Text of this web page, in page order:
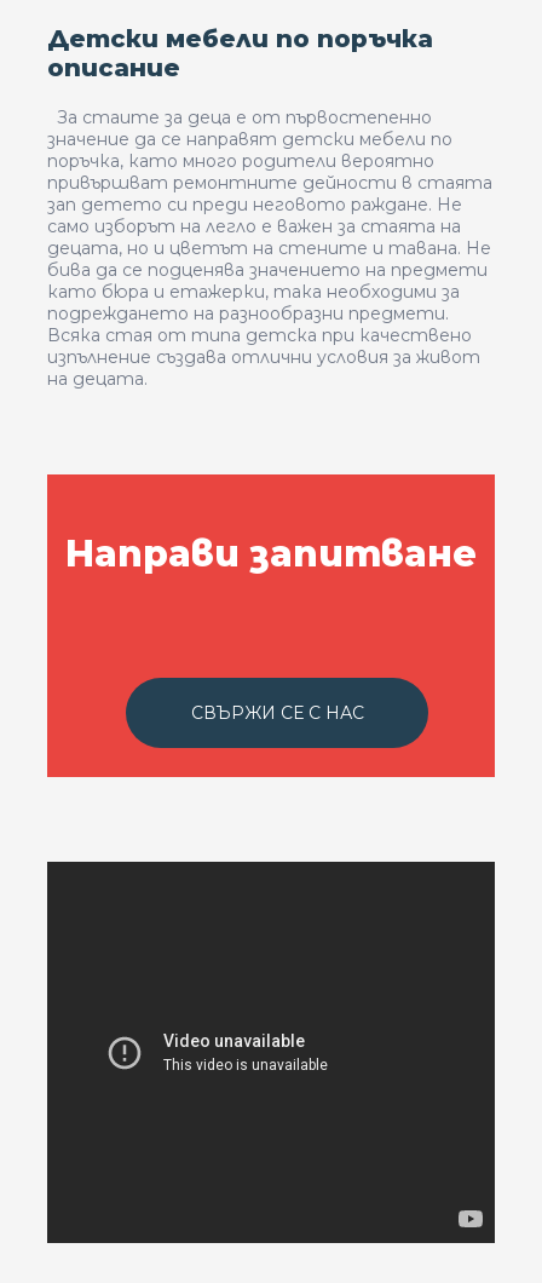
Детски мебели по поръчка
описание
За стаите за деца е от първостепенно
значение да се направят детски мебели по
поръчка, като много родители вероятно
привършват ремонтните дейности в стаята
зап детето си преди неговото раждане. Не
само изборът на легло е важен за стаята на
децата, но и цветът на стените и тавана. Не
бива да се подценява значението на предмети
като бюра и етажерки, така необходими за
подреждането на разнообразни предмети.
Всяка стая от типа детска при качествено
изпълнение създава отлични условия за живот
на децата.
Направи запитване
СВЪРЖИ СЕ С НАС